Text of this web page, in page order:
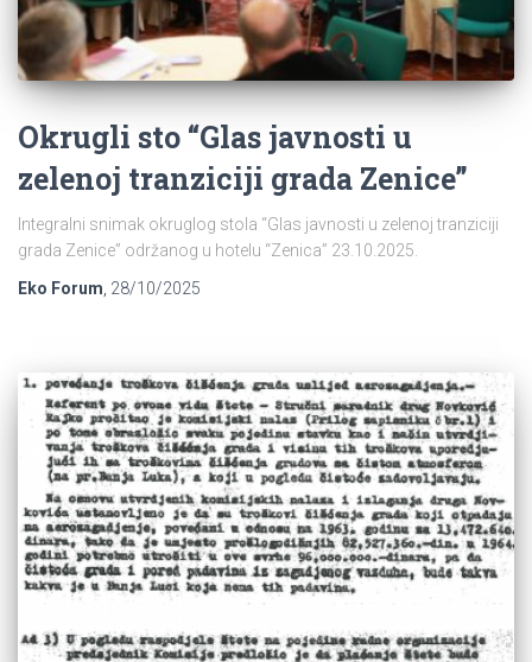
Okrugli sto “Glas javnosti u
zelenoj tranziciji grada Zenice”
Integralni snimak okruglog stola “Glas javnosti u zelenoj tranziciji
grada Zenice” održanog u hotelu “Zenica” 23.10.2025.
Eko Forum 28/10/2025